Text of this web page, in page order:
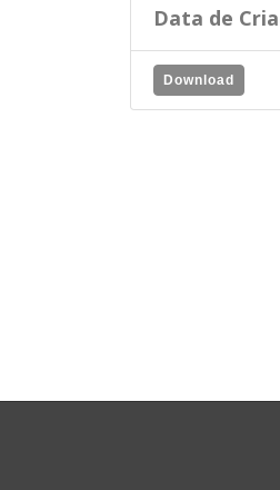
Data de
Download